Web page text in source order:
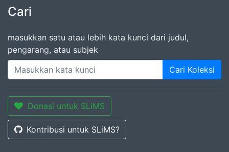
Cari
masukkan satu atau lebih kata kunci dari judul,
pengarang, atau subjek
Cari Koleksi
Donasi untuk SLiMS
Kontribusi untuk SLiMS?